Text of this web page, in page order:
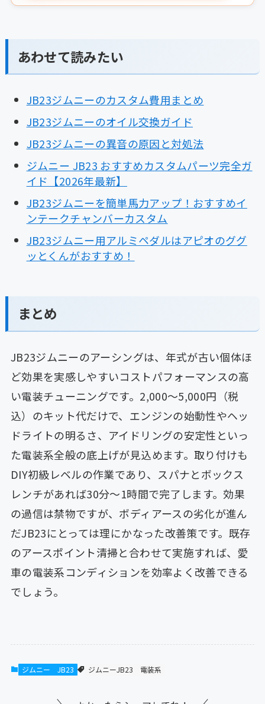
あわせて読みたい
JB23ジムニーのカスタム費用まとめ
JB23ジムニーのオイル交換ガイド
JB23ジムニーの異音の原因と対処法
ジムニー JB23 おすすめカスタムパーツ完全ガ
イド【2026年最新】
JB23ジムニーを簡単馬力アップ！おすすめイ
ンテークチャンバーカスタム
JB23ジムニー用アルミペダルはアピオのググ
ッとくんがおすすめ！
まとめ
JB23ジムニーのアーシングは、年式が古い個体ほ
ど効果を実感しやすいコストパフォーマンスの高
い電装チューニングです。2,000〜5,000円（税
込）のキット代だけで、エンジンの始動性やヘッ
ドライトの明るさ、アイドリングの安定性といっ
た電装系全般の底上げが見込めます。取り付けも
DIY初級レベルの作業であり、スパナとボックス
レンチがあれば30分〜1時間で完了します。効果
の過信は禁物ですが、ボディアースの劣化が進ん
だJB23にとっては理にかなった改善策です。既存
のアースポイント清掃と合わせて実施すれば、愛
車の電装系コンディションを効率よく改善できる
でしょう。
ジムニー JB23 ジムニーJB23 電装系